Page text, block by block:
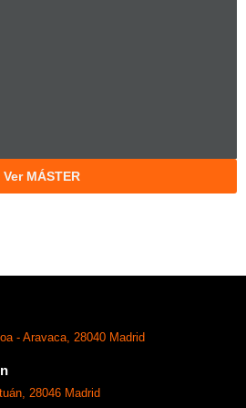
Ver MÁSTER
- Aravaca, 28040 Madrid
28046 Madrid